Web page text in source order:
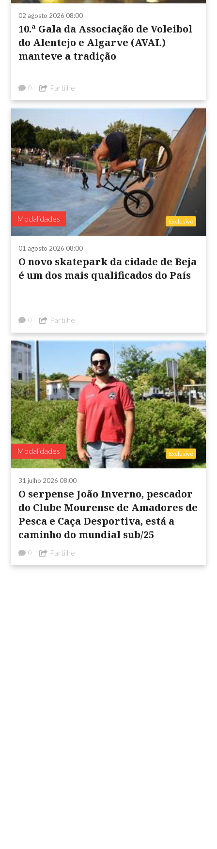
02 agosto 2026 08:00
10.ª Gala da Associação de Voleibol
do Alentejo e Algarve (AVAL)
manteve a tradição
0 Partilhe
Modalidades Exclusivo
01 agosto 2026 08:00
O novo skatepark da cidade de Beja
é um dos mais qualificados do País
0 Partilhe
Modalidades Exclusivo
31 julho 2026 08:00
O serpense João Inverno, pescador
do Clube Mourense de Amadores de
Pesca e Caça Desportiva, está a
caminho do mundial sub/25
0 Partilhe